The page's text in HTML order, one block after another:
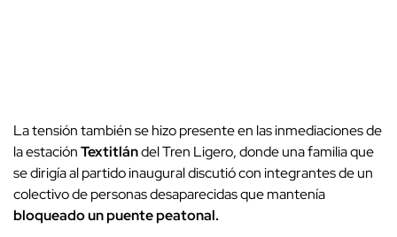
La tensión también se hizo presente en las inmediaciones de
la estaciónTextitlándel Tren Ligero, donde una familia que
se dirigía al partido inaugural discutió con integrantes de un
colectivo de personas desaparecidas que mantenía
bloqueado un puente peatonal.